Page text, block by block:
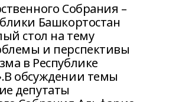
Собрания –
Башкортостан
стол на тему
и перспективы
в Республике
обсуждении темы
депутаты